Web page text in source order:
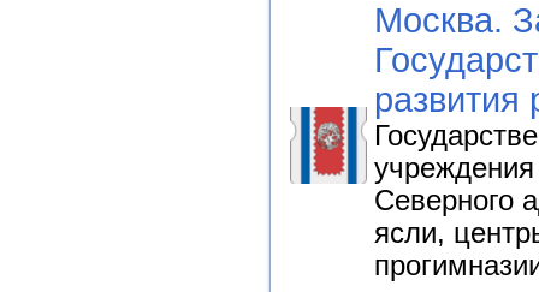
Москва.
развития
Северного
ясли,